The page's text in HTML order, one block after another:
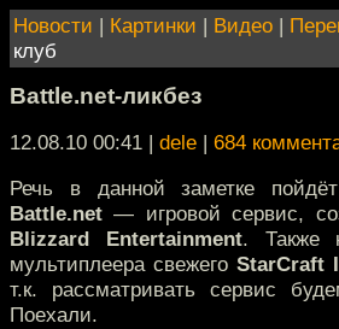
Новости | Картинки | Видео |
клуб
Battle.net-ликбез
12.08.10 00:41 | dele | 684
Речь в данной заметке
Battle.net — игровой сервис,
Blizzard Entertainment. Также
мультиплеера свежего StarCraft
т.к. рассматривать сервис
Поехали.